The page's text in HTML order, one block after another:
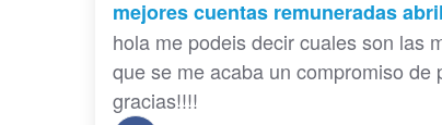
mejores cuentas remuneradas
hola me podeis decir cuales son las
que se me acaba un compromiso
gracias!!!!